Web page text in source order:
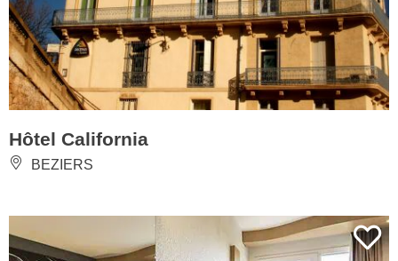
Hôtel California
BEZIERS